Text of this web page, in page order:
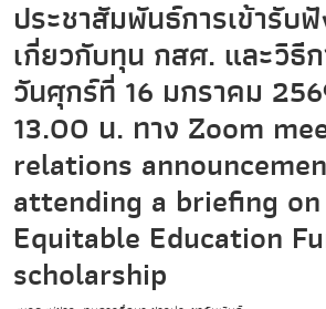
ประชาสัมพันธ์การเข้ารับ
เกี่ยวกับทุน กสศ. และวิธี
วันศุกร์ที่ 16 มกราคม
13.00 น. ทาง Zoom
relations
attending a briefing
Equitable Education
scholarship